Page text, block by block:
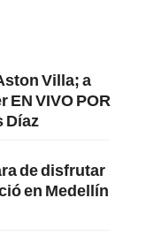
Villa; a
EN VIVO POR
Díaz
de disfrutar
en Medellín